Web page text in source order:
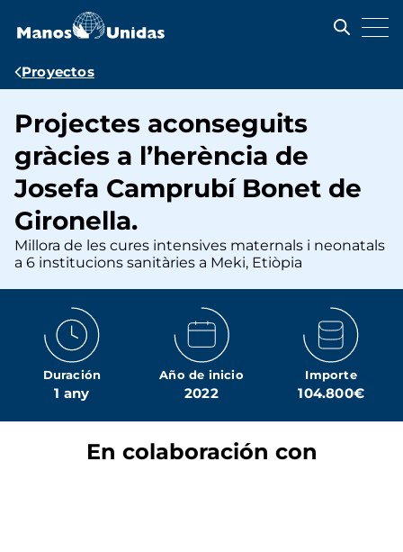
contenido
Ruta
navegación
Proyectos
Projectes aconseguits
gràcies a l’herència de
Josefa Camprubí Bonet de
Gironella.
Millora de les cures intensives maternals i neonatals
a 6 institucions sanitàries a Meki, Etiòpia
Duración
1 any
Año de inicio
2022
Importe
104.800€
En colaboración con